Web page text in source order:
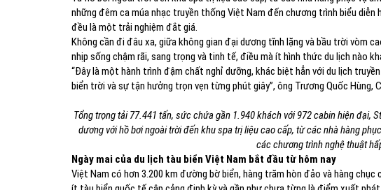
những đêm ca múa nhạc truyền thống Việt Nam đến chương trình biểu
đều là một trải nghiệm đắt giá.
Không cần đi đâu xa, giữa không gian đại dương tĩnh lặng và bầu trời vòm
nhịp sống chậm rãi, sang trọng và tinh tế, điều mà ít hình thức du lịch nào
“Đây là một hành trình đậm chất nghỉ dưỡng, khác biệt hẳn với du lịch
biển trời và sự tận hưởng trọn vẹn từng phút giây”, ông Trương Quốc Hùng,
Tổng trọng tải 77.441 tấn, sức chứa gần 1.940 khách với 972 cabin hiện đại,
dương với hồ bơi ngoài trời đến khu spa trị liệu cao cấp, từ các nhà hàng
các chương trình nghệ thuật
Ngày mai của du lịch tàu biển Việt Nam bắt đầu từ hôm nay
Việt Nam có hơn 3.200 km đường bờ biển, hàng trăm hòn đảo và hàng